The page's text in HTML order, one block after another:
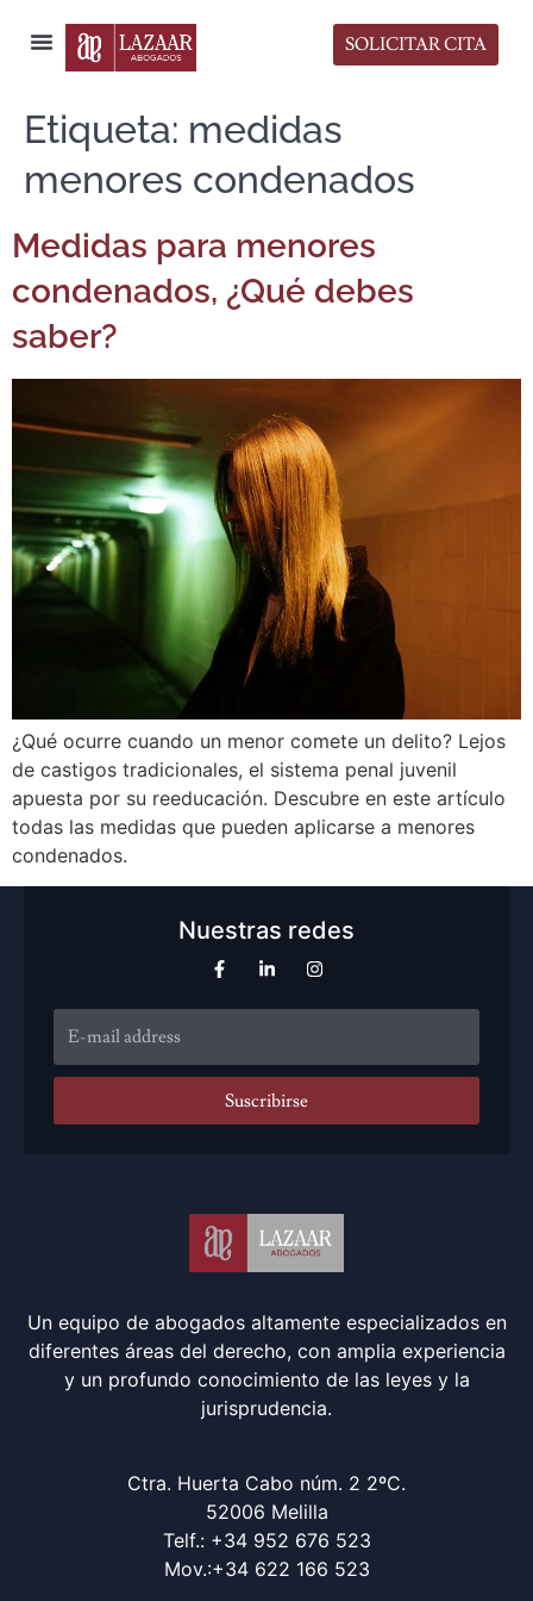
SOLICITAR CITA
Etiqueta: medidas
menores condenados
Medidas para menores
condenados, ¿Qué debes
saber?
¿Qué ocurre cuando un menor comete un delito? Lejos
de castigos tradicionales, el sistema penal juvenil
apuesta por su reeducación. Descubre en este artículo
todas las medidas que pueden aplicarse a menores
condenados.
Nuestras redes
Suscribirse
Un equipo de abogados altamente especializados en
diferentes áreas del derecho, con amplia experiencia
y un profundo conocimiento de las leyes y la
jurisprudencia.
Ctra. Huerta Cabo núm. 2 2ºC.
52006 Melilla
Telf.: +34 952 676 523
Mov.:+34 622 166 523